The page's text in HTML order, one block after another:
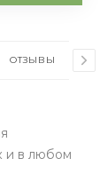
ОТЗЫВЫ
и в любом